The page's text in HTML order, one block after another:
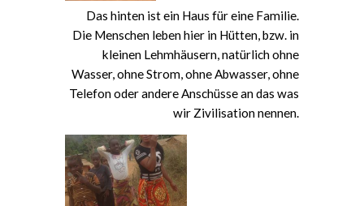
Das hinten ist ein Haus für eine Familie.
Die Menschen leben hier in Hütten, bzw. in
kleinen Lehmhäusern, natürlich ohne
Wasser, ohne Strom, ohne Abwasser, ohne
Telefon oder andere Anschüsse an das was
wir Zivilisation nennen.